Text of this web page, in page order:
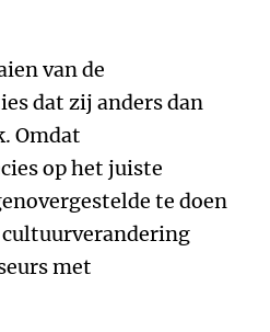
van de
dat zij anders dan
Omdat
op het juiste
te doen
cultuurverandering
met